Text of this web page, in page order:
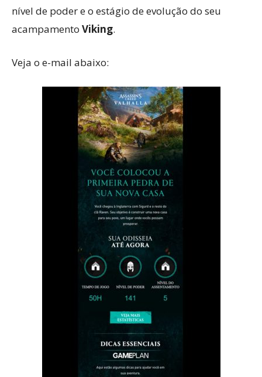
nível de poder e o estágio de evolução do seu
acampamento Viking.
Veja o e-mail abaixo: